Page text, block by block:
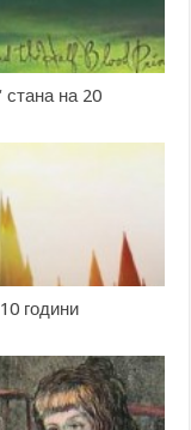
на 20
години